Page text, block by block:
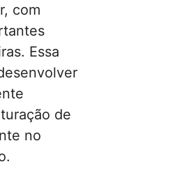
com
Essa
de
no